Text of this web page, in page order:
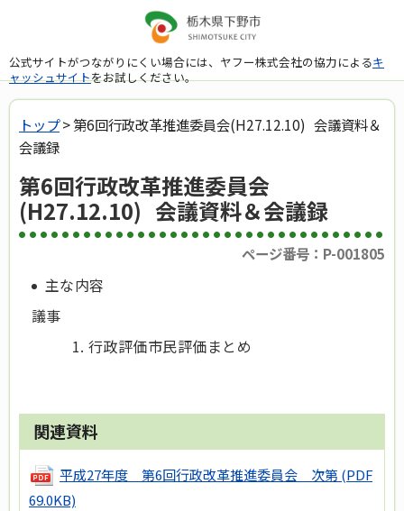
公式サイトがつながりにくい場合には、ヤフー株式会社の協力によるキ
ャッシュサイトをお試しください。
トップ> 第6回行政改革推進委員会(H27.12.10) 会議資料＆
会議録
第6回行政改革推進委員会
(H27.12.10) 会議資料＆会議録
ページ番号：P-001805
主な内容
議事
行政評価市民評価まとめ
関連資料
平成27年度 第6回行政改革推進委員会 次第 (PDF
69.0KB)